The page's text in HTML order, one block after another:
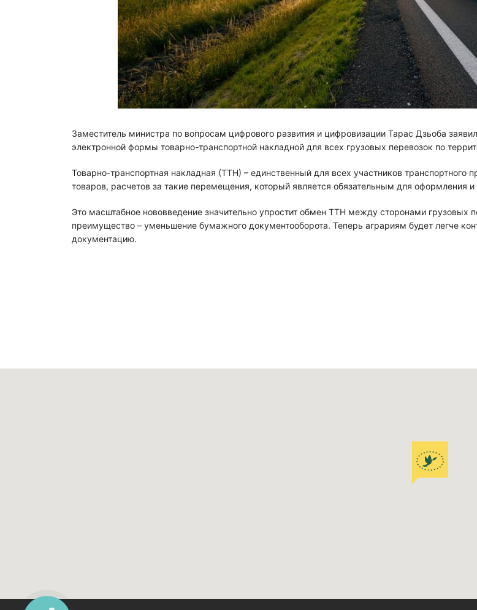
Заместитель министра по вопросам цифрового развития и цифровизации Тарас Дзьоба
электронной формы товарно-транспортной накладной для всех грузовых перевозок по
Товарно-транспортная накладная (ТТН) – единственный для всех участников
товаров, расчетов за такие перемещения, который является обязательным для оформления
Это масштабное нововведение значительно упростит обмен ТТН между сторонами грузовых
преимущество – уменьшение бумажного документооборота. Теперь аграриям будет легче
документацию.